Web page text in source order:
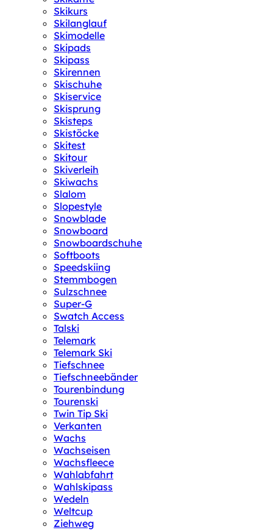
Skikurs
Skilanglauf
Skimodelle
Skipads
Skipass
Skirennen
Skischuhe
Skiservice
Skisprung
Skisteps
Skistöcke
Skitest
Skitour
Skiverleih
Skiwachs
Slalom
Slopestyle
Snowblade
Snowboard
Snowboardschuhe
Softboots
Speedskiing
Stemmbogen
Sulzschnee
Super-G
Swatch Access
Talski
Telemark
Telemark Ski
Tiefschnee
Tiefschneebänder
Tourenbindung
Tourenski
Twin Tip Ski
Verkanten
Wachs
Wachseisen
Wachsfleece
Wahlabfahrt
Wahlskipass
Wedeln
Weltcup
Ziehweg